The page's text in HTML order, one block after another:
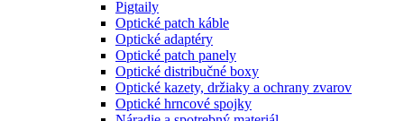
Pigtaily
Optické patch káble
Optické adaptéry
Optické patch panely
Optické distribučné boxy
Optické kazety, držiaky a ochrany zvarov
Optické hrncové spojky